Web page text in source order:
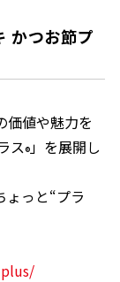
かつお節プ
価値や魅力を
ス®」を展開し
ょっと“プラ